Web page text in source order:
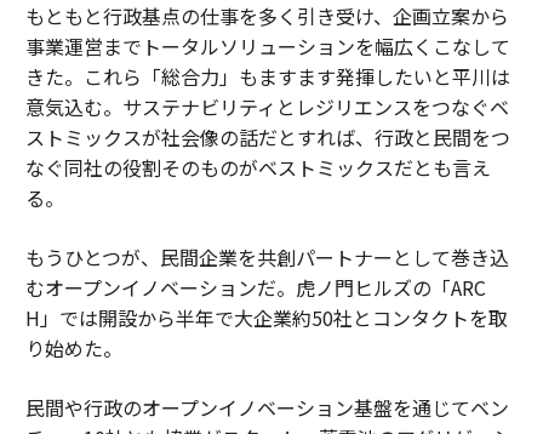
もともと行政基点の仕事を多く引き受け、企画立案から
事業運営までトータルソリューションを幅広くこなして
きた。これら「総合力」もますます発揮したいと平川は
意気込む。サステナビリティとレジリエンスをつなぐベ
ストミックスが社会像の話だとすれば、行政と民間をつ
なぐ同社の役割そのものがベストミックスだとも言え
る。
もうひとつが、民間企業を共創パートナーとして巻き込
むオープンイノベーションだ。虎ノ門ヒルズの「ARC
H」では開設から半年で大企業約50社とコンタクトを取
り始めた。
民間や行政のオープンイノベーション基盤を通じてベン